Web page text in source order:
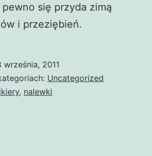
się przyda zimą
i przeziębień.
września, 2011
Uncategorized
, nalewki